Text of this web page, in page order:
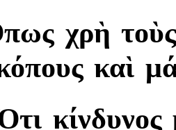
χρὴ τοὺς
καὶ
κίνδυνος